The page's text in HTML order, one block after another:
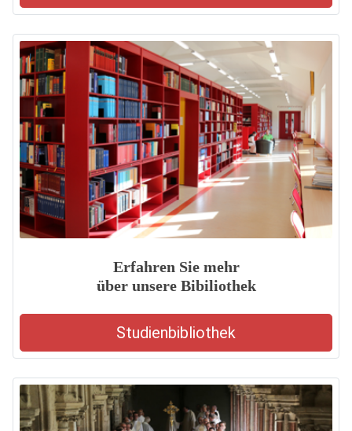
Erfahren Sie mehr
über unsere Bibiliothek
Studienbibliothek